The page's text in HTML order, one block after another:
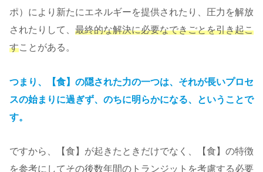
ポ）により新たにエネルギーを提供されたり、圧力を解放
されたりして、 最終的な解決に必要なできごとを引き起こ
すことがある。
つまり、【食】の隠された力の一つは、それが長いプロセ
スの始まりに過ぎず、のちに明らかになる、ということで
す。
ですから、【食】が起きたときだけでなく、【食】の特徴
を参考にしてその後数年間のトランジットを考慮する必要